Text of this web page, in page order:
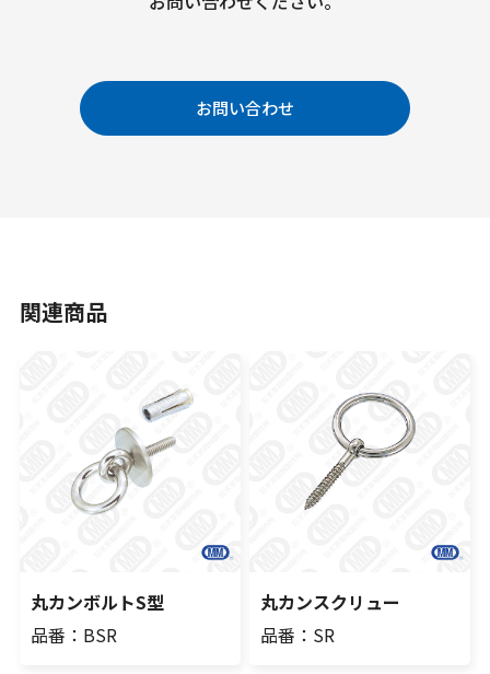
お問い合わせ
関連商品
丸カンボルトS型
品番：BSR
丸カンスクリュー
品番：SR